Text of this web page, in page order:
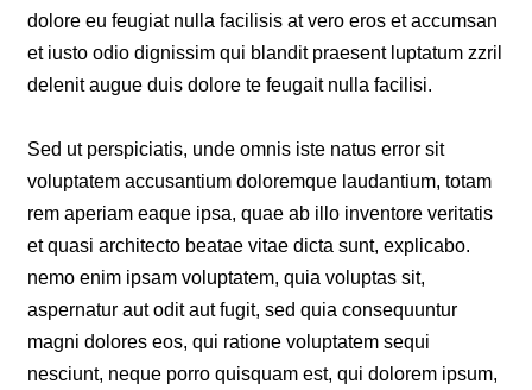
dolore eu feugiat nulla facilisis at vero eros et accumsan
et iusto odio dignissim qui blandit praesent luptatum zzril
delenit augue duis dolore te feugait nulla facilisi.
Sed ut perspiciatis, unde omnis iste natus error sit
voluptatem accusantium doloremque laudantium, totam
rem aperiam eaque ipsa, quae ab illo inventore veritatis
et quasi architecto beatae vitae dicta sunt, explicabo.
nemo enim ipsam voluptatem, quia voluptas sit,
aspernatur aut odit aut fugit, sed quia consequuntur
magni dolores eos, qui ratione voluptatem sequi
nesciunt, neque porro quisquam est, qui dolorem ipsum,